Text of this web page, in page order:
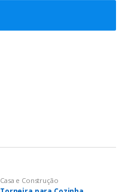
Casa e Construção